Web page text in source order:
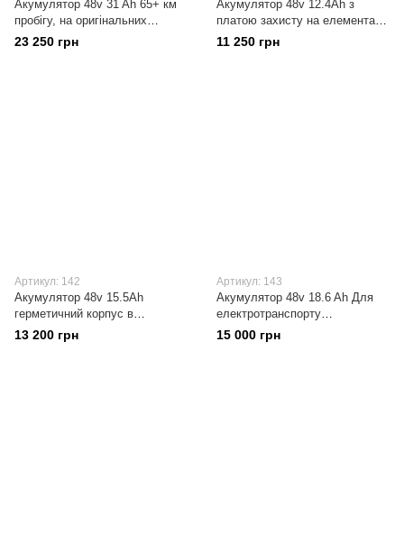
Акумулятор 48v 31 Ah 65+ км
пробігу, на оригінальних
елементах 18650
Panasonic/Samsung/LG 500+
23 250 грн
Акумулятор 48v 12.4Ah з
платою захисту на елементах
18650 Samsung/Panasonic/LG
для електровелосипеда
11 250 грн
Артикул: 142
Акумулятор 48v 15.5Ah
герметичний корпус в
термоусадці, Li-ion З платою
захисту Dally Bms 20A
13 200 грн
Артикул: 143
Акумулятор 48v 18.6 Ah Для
електротранспорту
конфігурація 13s6p Li-ion 500
циклів 45км пробіг з платою
15 000 грн